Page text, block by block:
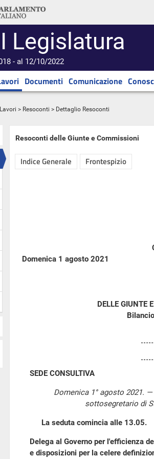
Legislatura
- al 12/10/2022
Documenti Comunicazione
Lavori > Resoconti > Dettaglio Resoconti
Resoconti delle Giunte e Commissioni
Indice Generale Frontespizio
Domenica 1 agosto 2021
DELLE GIUNTE
SEDE CONSULTIVA
Domenica 1° agosto 2021.
sottosegretario di
La seduta comincia alle 13.05.
Delega al Governo per l'efficienza
e disposizioni per la celere